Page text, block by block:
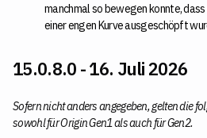
manchmal so bewegen konnte,
einer engen Kurve ausgeschöpft
15.0.8.0 - 16. Juli 2026
Sofern nicht anders angegeben, gelten die
sowohl für Origin Gen1 als auch für Gen2.